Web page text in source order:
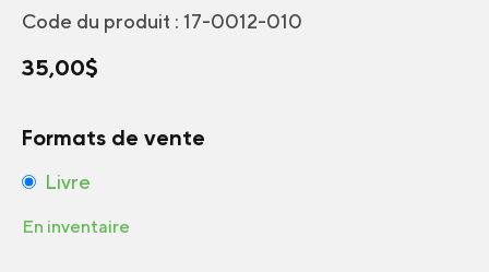
Code du produit : 17-0012-010
35,00$
Formats de vente
Livre
En inventaire